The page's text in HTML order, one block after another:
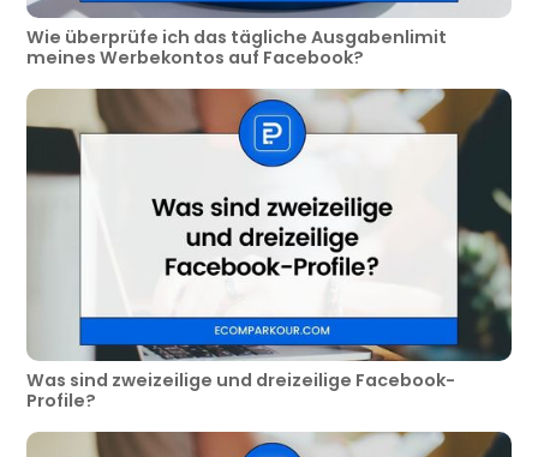
Wie überprüfe ich das tägliche Ausgabenlimit
meines Werbekontos auf Facebook?
Was sind zweizeilige und dreizeilige Facebook-
Profile?